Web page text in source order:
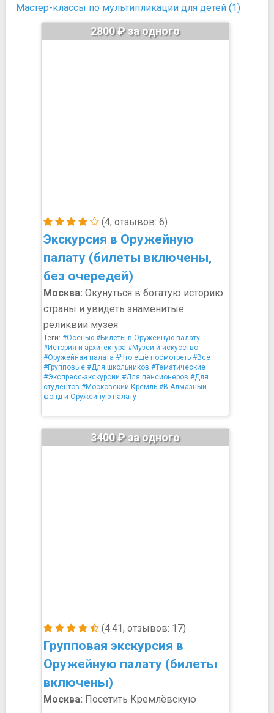
Мастер-классы по мультипликации для детей (1)
(4, отзывов: 6)
Экскурсия в Оружейную
палату (билеты включены,
без очередей)
2800 ₽ за одного
Москва: Окунуться в богатую историю
страны и увидеть знаменитые
реликвии музея
Теги: #Осенью #Билеты в Оружейную палату
#История и архитектура #Музеи и искусство
#Оружейная палата #Что ещё посмотреть #Все
#Групповые #Для школьников #Тематические
#Экспресс-экскурсии #Для пенсионеров #Для
студентов #Московский Кремль #В Алмазный
фонд и Оружейную палату
(4.41, отзывов: 17)
Групповая экскурсия в
Оружейную палату (билеты
включены)
3400 ₽ за одного
Москва: Посетить Кремлёвскую